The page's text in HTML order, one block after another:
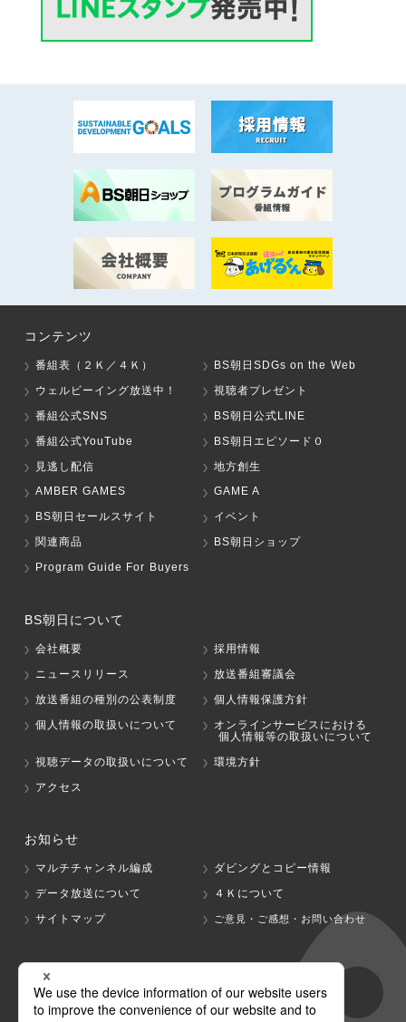
コンテンツ
番組表（２Ｋ／４Ｋ）
BS朝日SDGs on the Web
ウェルビーイング放送中！
視聴者プレゼント
番組公式SNS
BS朝日公式LINE
番組公式YouTube
BS朝日エピソード０
見逃し配信
地方創生
AMBER GAMES
GAME A
BS朝日セールスサイト
イベント
関連商品
BS朝日ショップ
Program Guide For Buyers
BS朝日について
会社概要
採用情報
ニュースリリース
放送番組審議会
放送番組の種別の公表制度
個人情報保護方針
個人情報の取扱いについて
オンラインサービスにおける
個人情報等の取扱いについて
視聴データの取扱いについて
環境方針
アクセス
お知らせ
マルチチャンネル編成
ダビングとコピー情報
データ放送について
４Ｋについて
サイトマップ
ご意見・ご感想・お問い合わせ
グループ会社
テレビ朝日 テレ朝チャンネル